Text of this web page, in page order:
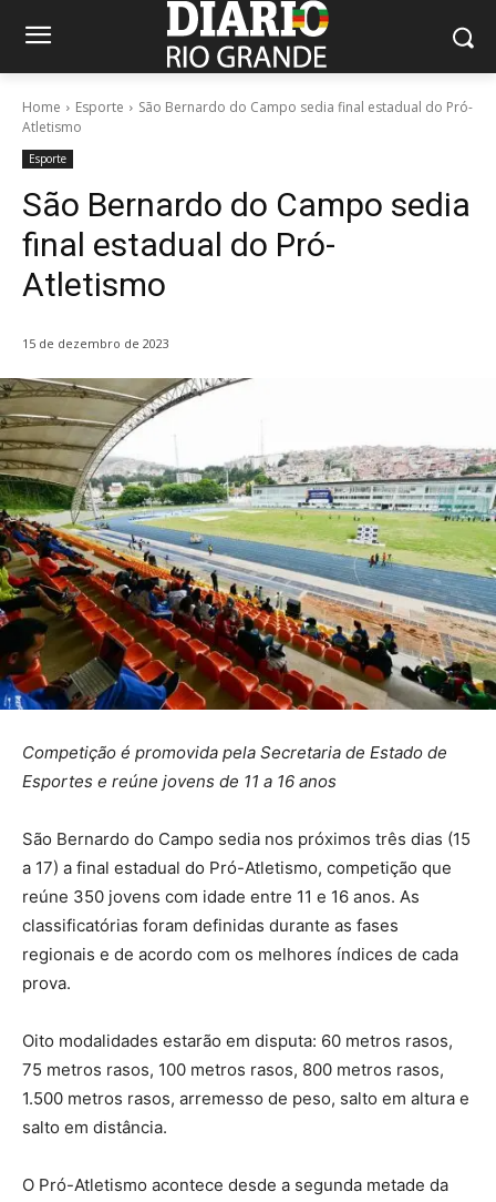
Home Esporte
São Bernardo do Campo sedia final estadual do Pró-
Atletismo
Esporte
São Bernardo do Campo sedia
final estadual do Pró-
Atletismo
15 de dezembro de 2023
Competição é promovida pela Secretaria de Estado de
Esportes e reúne jovens de 11 a 16 anos
São Bernardo do Campo sedia nos próximos três dias (15
a 17) a final estadual do Pró-Atletismo, competição que
reúne 350 jovens com idade entre 11 e 16 anos. As
classificatórias foram definidas durante as fases
regionais e de acordo com os melhores índices de cada
prova.
Oito modalidades estarão em disputa: 60 metros rasos,
75 metros rasos, 100 metros rasos, 800 metros rasos,
1.500 metros rasos, arremesso de peso, salto em altura e
salto em distância.
O Pró-Atletismo acontece desde a segunda metade da